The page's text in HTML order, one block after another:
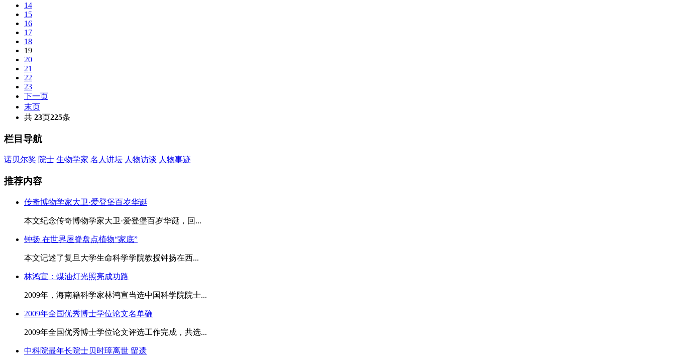
14
15
16
17
18
19
20
21
22
23
下一页
末页
共 23页225条
栏目导航
诺贝尔奖 院士 生物学家 名人讲坛 人物访谈 人物事迹
推荐内容
传奇博物学家大卫·爱登堡百岁华诞
本文纪念传奇博物学家大卫·爱登堡百岁华诞，回...
钟扬 在世界屋脊盘点植物“家底”
本文记述了复旦大学生命科学学院教授钟扬在西...
林鸿宣：煤油灯光照亮成功路
2009年，海南籍科学家林鸿宣当选中国科学院院士...
2009年全国优秀博士学位论文名单确
2009年全国优秀博士学位论文评选工作完成，共选...
中科院最年长院士贝时璋离世 留遗